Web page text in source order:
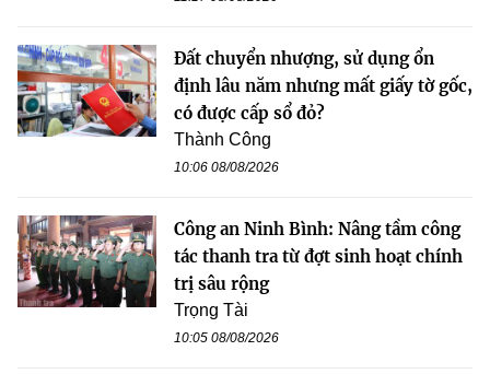
Đất chuyển nhượng, sử dụng ổn
định lâu năm nhưng mất giấy tờ gốc,
có được cấp sổ đỏ?
Thành Công
10:06 08/08/2026
Công an Ninh Bình: Nâng tầm công
tác thanh tra từ đợt sinh hoạt chính
trị sâu rộng
Trọng Tài
10:05 08/08/2026